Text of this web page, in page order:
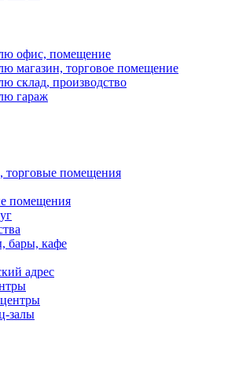
офис, помещение
магазин, торговое помещение
склад, производство
гараж
торговые помещения
помещения
бары, кафе
адрес
залы